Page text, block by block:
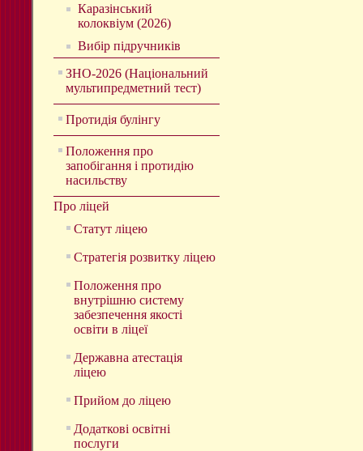
Каразінський
колоквіум (2026)
Вибір підручників
ЗНО-2026 (Національний
мультипредметний тест)
Протидія булінгу
Положення про
запобігання і протидію
насильству
Про ліцей
Статут ліцею
Стратегія розвитку ліцею
Положення про
внутрішню систему
забезпечення якості
освіти в ліцеї
Державна атестація
ліцею
Прийом до ліцею
Додаткові освітні
послуги